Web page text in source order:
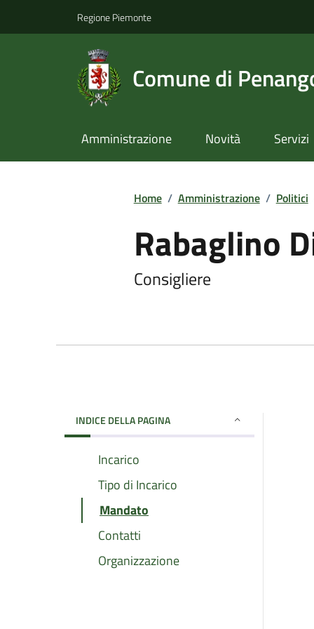
Regione Piemonte
Comune di
Amministrazione Novità Servizi
Home / Amministrazione / Politici
Rabaglino
Consigliere
INDICE DELLA PAGINA
Incarico
Tipo di Incarico
Mandato
Contatti
Organizzazione